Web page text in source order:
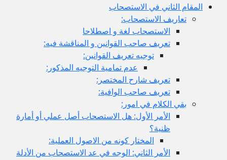
المقام الثاني في الاستصحاب
تعاريف الاستصحاب:
الاستصحاب لغة و اصطلاحا
تعريف صاحب القوانين و المناقشة فيه:
توجيه تعريف القوانين:
عدم تمامية التوجيه المذكور:
تعريف شارح المختصر:
تعريف صاحب الوافية:
بقي الكلام في امور:
الأمر الأول: هل الاستصحاب أصل عملي أو أمارة
ظنية؟
المختار كونه من الاصول العملية:
الأمر الثاني: الوجه في عد الاستصحاب من الأدلة